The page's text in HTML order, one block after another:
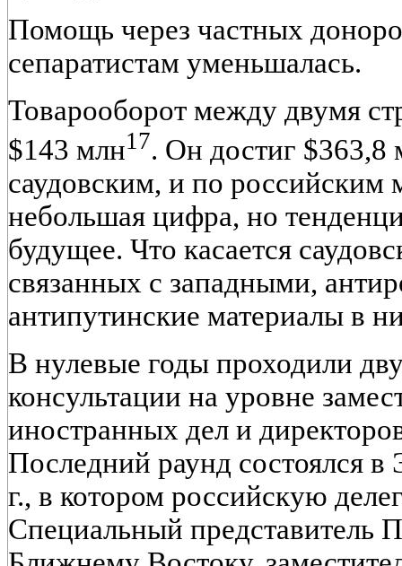
Помощь через частных
сепаратистам уменьшалась.
Товарооборот между двумя
$143 млн17. Он достиг $363,8
саудовским, и по российским
небольшая цифра, но
будущее. Что касается
связанных с западными,
антипутинские материалы в
В нулевые годы проходили
консультации на уровне
иностранных дел и
Последний раунд состоялся
г., в котором российскую
Специальный представитель